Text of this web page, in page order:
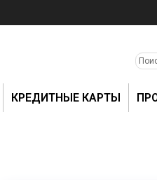
КРЕДИТНЫЕ КАРТЫ